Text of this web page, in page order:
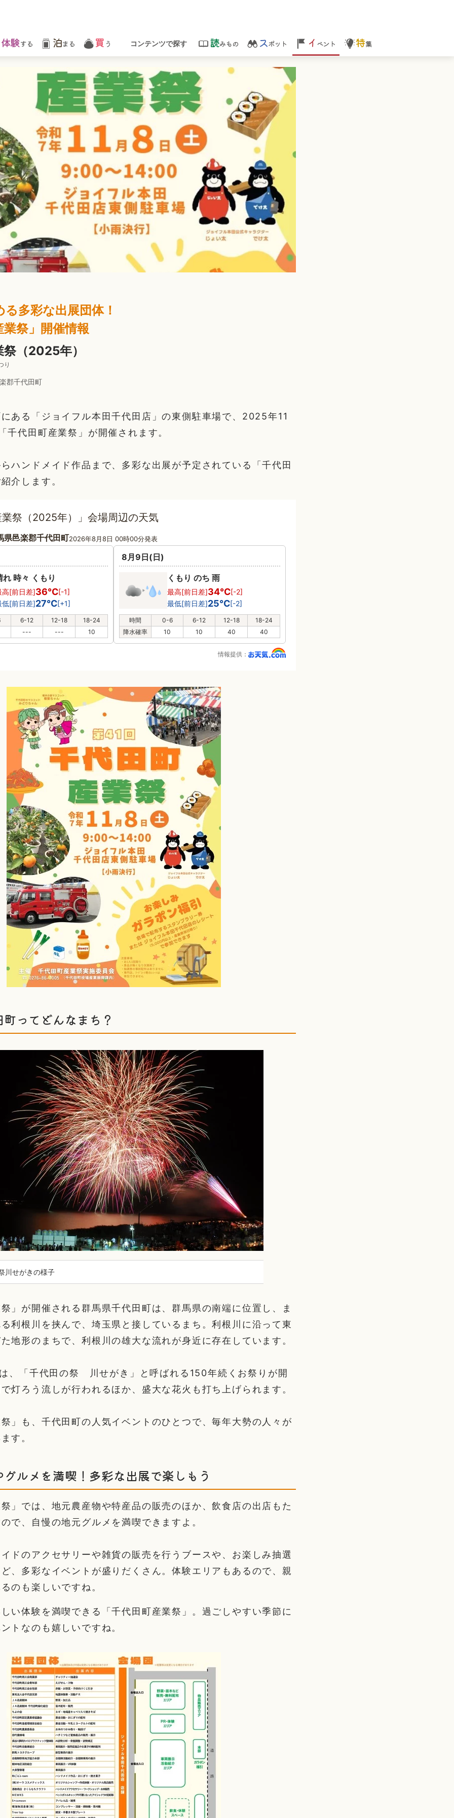
体験する 泊まる 買 う コンテンツで探す 読みもの スポット イ ベント 特集
多彩な出展団体！
業祭」開催情報
（2025年）
り
郡千代田町
ある「ジョイフル本田千代田店」の東側駐車場で、2025年11
千代田町産業祭」が開催されます。
ハンドメイド作品まで、多彩な出展が予定されている「千代田
介します。
業祭（2025年）」会場周辺の天気
県邑楽郡千代田町2026年8月8日 00時00分発表
れ 時々 くもり
高[前日差]36℃[-1]
低[前日差]27℃[+1]
6-12 12-18
18-24
--- --- 10
8月9日(日)
くもり のち 雨
最高[前日差]34℃[-2]
最低[前日差]25℃[-2]
時間 0-6 6-12 12-18
18-24
降水確率
10 10 40 40
情報提供：
ってどんなまち？
川せがきの様子
祭」が開催される群馬県千代田町は、群馬県の南端に位置し、ま
利根川を挟んで、埼玉県と接しているまち。利根川に沿って東
地形のまちで、利根川の雄大な流れが身近に存在しています。
、「千代田の祭 川せがき」と呼ばれる150年続くお祭りが開
灯ろう流しが行われるほか、盛大な花火も打ち上げられます。
祭」も、千代田町の人気イベントのひとつで、毎年大勢の人々が
す。
ルメを満喫！多彩な出展で楽しもう
祭」では、地元農産物や特産品の販売のほか、飲食店の出店もた
で、自慢の地元グルメを満喫できますよ。
ドのアクセサリーや雑貨の販売を行うブースや、お楽しみ抽選
、多彩なイベントが盛りだくさん。体験エリアもあるので、親
のも楽しいですね。
い体験を満喫できる「千代田町産業祭」。過ごしやすい季節に
トなのも嬉しいですね。